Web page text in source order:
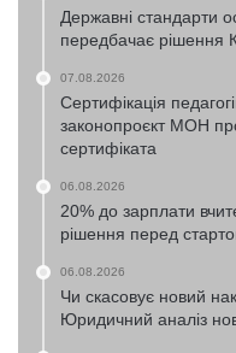
Державні стандарти
передбачає рішення
07.08.2026
Сертифікація
законопроєкт МОН про
сертифіката
06.08.2026
20% до зарплати
рішення перед
06.08.2026
Чи скасовує новий
Юридичний аналіз